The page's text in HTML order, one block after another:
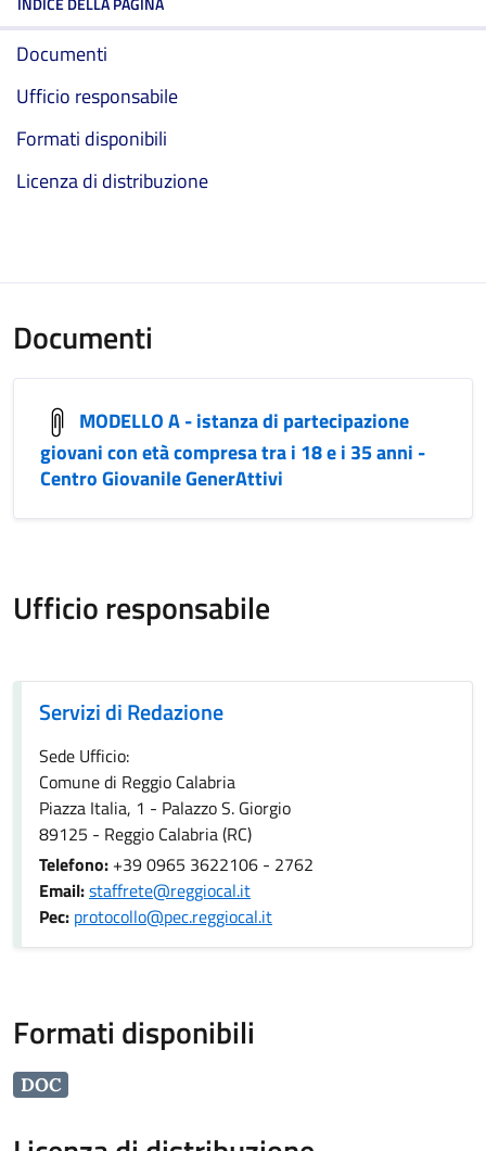
Documenti
Ufficio responsabile
Formati disponibili
Licenza di distribuzione
Documenti
MODELLO A - istanza di partecipazione
giovani con età compresa tra i 18 e i 35 anni -
Centro Giovanile GenerAttivi
Ufficio responsabile
Servizi di Redazione
Sede Ufficio:
Comune di Reggio Calabria
Piazza Italia, 1 - Palazzo S. Giorgio
89125 - Reggio Calabria (RC)
Telefono: +39 0965 3622106 - 2762
Email:staffrete@reggiocal.it
Pec: protocollo@pec.reggiocal.it
Formati disponibili
DOC